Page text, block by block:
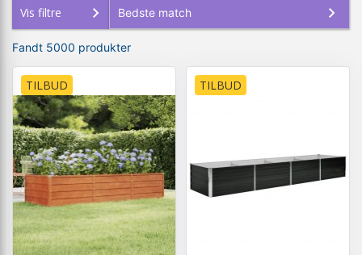
Vis filtre
Fandt 5000 produkter
TILBUD TILBUD